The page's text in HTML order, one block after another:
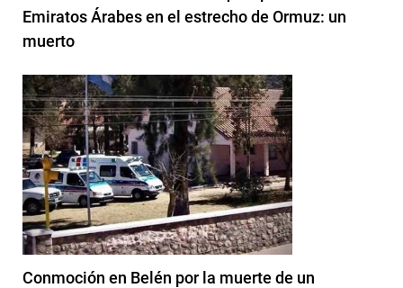
Emiratos Árabes en el estrecho de Ormuz: un
muerto
Conmoción en Belén por la muerte de un